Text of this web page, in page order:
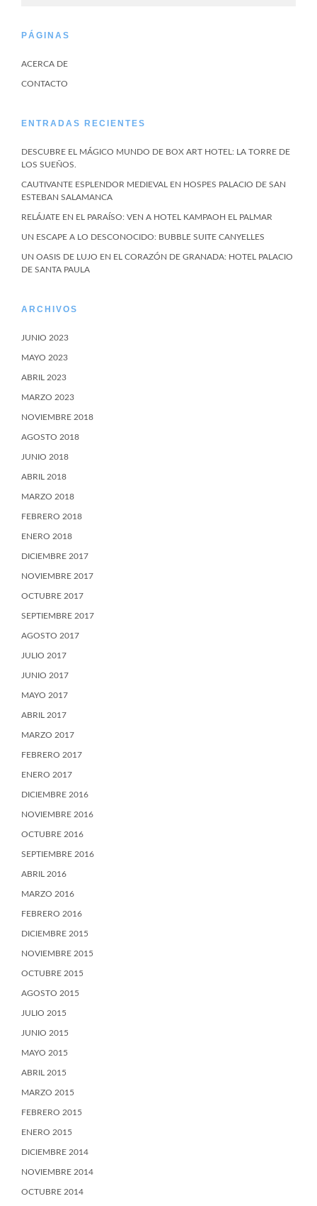
PÁGINAS
ACERCA DE
CONTACTO
ENTRADAS RECIENTES
DESCUBRE EL MÁGICO MUNDO DE BOX ART HOTEL: LA TORRE DE
LOS SUEÑOS.
CAUTIVANTE ESPLENDOR MEDIEVAL EN HOSPES PALACIO DE SAN
ESTEBAN SALAMANCA
RELÁJATE EN EL PARAÍSO: VEN A HOTEL KAMPAOH EL PALMAR
UN ESCAPE A LO DESCONOCIDO: BUBBLE SUITE CANYELLES
UN OASIS DE LUJO EN EL CORAZÓN DE GRANADA: HOTEL PALACIO
DE SANTA PAULA
ARCHIVOS
JUNIO 2023
MAYO 2023
ABRIL 2023
MARZO 2023
NOVIEMBRE 2018
AGOSTO 2018
JUNIO 2018
ABRIL 2018
MARZO 2018
FEBRERO 2018
ENERO 2018
DICIEMBRE 2017
NOVIEMBRE 2017
OCTUBRE 2017
SEPTIEMBRE 2017
AGOSTO 2017
JULIO 2017
JUNIO 2017
MAYO 2017
ABRIL 2017
MARZO 2017
FEBRERO 2017
ENERO 2017
DICIEMBRE 2016
NOVIEMBRE 2016
OCTUBRE 2016
SEPTIEMBRE 2016
ABRIL 2016
MARZO 2016
FEBRERO 2016
DICIEMBRE 2015
NOVIEMBRE 2015
OCTUBRE 2015
AGOSTO 2015
JULIO 2015
JUNIO 2015
MAYO 2015
ABRIL 2015
MARZO 2015
FEBRERO 2015
ENERO 2015
DICIEMBRE 2014
NOVIEMBRE 2014
OCTUBRE 2014